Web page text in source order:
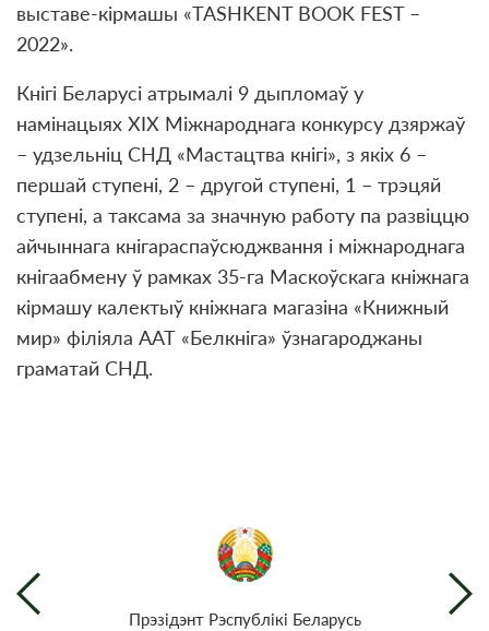
выставе-кірмашы «TASHKENT BOOK FEST –
2022».
Кнігі Беларусі атрымалі 9 дыпломаў у
намінацыях XIX Міжнароднага конкурсу дзяржаў
– удзельніц СНД «Мастацтва кнігі», з якіх 6 –
першай ступені, 2 – другой ступені, 1 – трэцяй
ступені, а таксама за значную работу па развіццю
айчыннага кнігараспаўсюджвання і міжнароднага
кнігаабмену ў рамках 35-га Маскоўскага кніжнага
кірмашу калектыў кніжнага магазіна «Книжный
мир» філіяла ААТ «Белкніга» ўзнагароджаны
граматай СНД.
Прэзiдэнт Рэспублiкi Беларусь